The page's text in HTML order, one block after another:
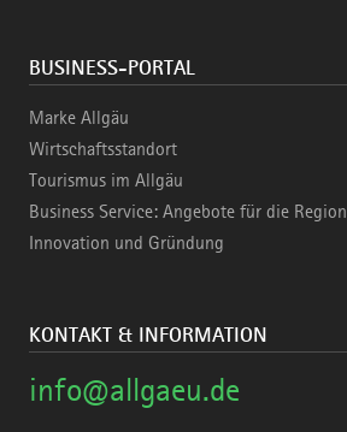
BUSINESS-PORTAL
Marke Allgäu
Wirtschaftsstandort
Tourismus im Allgäu
Business Service: Angebote für die Region
Innovation und Gründung
KONTAKT & INFORMATION
info@allgaeu.de